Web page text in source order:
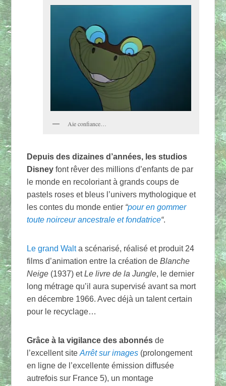
Aie confiance…
Depuis des dizaines d’années, les studios
Disney font rêver des millions d’enfants de par
le monde en recoloriant à grands coups de
pastels roses et bleus l’univers mythologique et
les contes du monde entier “pour en gommer
toute noirceur ancestrale et fondatrice“.
Le grand Walta scénarisé, réalisé et produit 24
films d’animation entre la création deBlanche
Neige (1937) etLe livre de la Jungle, le dernier
long métrage qu’il aura supervisé avant sa mort
en décembre 1966. Avec déjà un talent certain
pour le recyclage…
Grâce à la vigilance des abonnés de
l’excellent siteArrêt sur images (prolongement
en ligne de l’excellente émission diffusée
autrefois sur France 5), un montage